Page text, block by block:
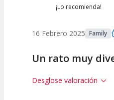
¡Lo recomienda!
16 Febrero 2025 Family
Un rato muy
Desglose valoración